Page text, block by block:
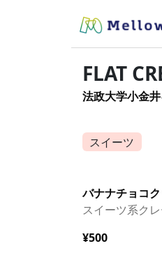
FLAT
法政大学小金
スイーツ
バナナチョコ
スイーツ系ク
¥500